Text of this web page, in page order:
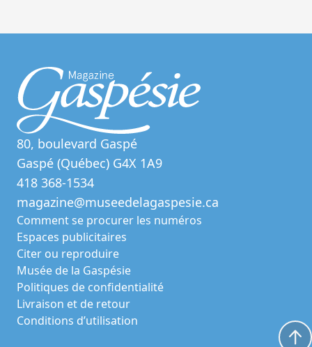
80, boulevard Gaspé
Gaspé (Québec) G4X 1A9
418 368-1534
magazine@museedelagaspesie.ca
Comment se procurer les numéros
Espaces publicitaires
Citer ou reproduire
Musée de la Gaspésie
Politiques de confidentialité
Livraison et de retour
Conditions d’utilisation